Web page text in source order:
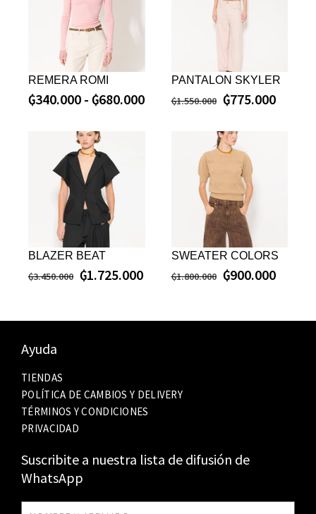
REMERA ROMI
₲340.000 - ₲680.000
PANTALON SKYLER
₲1.550.000 ₲775.000
BLAZER BEAT
₲3.450.000 ₲1.725.000
SWEATER COLORS
₲1.800.000 ₲900.000
Ayuda
TIENDAS
POLÍTICA DE CAMBIOS Y DELIVERY
TÉRMINOS Y CONDICIONES
PRIVACIDAD
Suscribite a nuestra lista de difusión de
WhatsApp